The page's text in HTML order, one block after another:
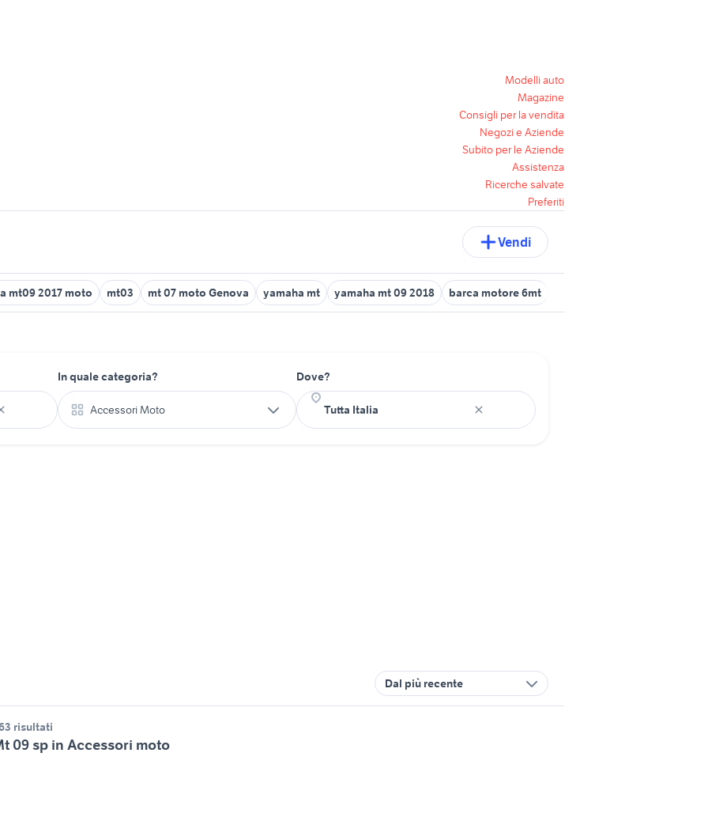
Modelli auto
Magazine
Consigli per la vendita
Negozi e Aziende
Subito per le Aziende
Assistenza
Ricerche salvate
Preferiti
Vendi
mt09 2017 moto mt03 mt 07 moto Genova yamaha mt yamaha mt 09 2018 barca motore 6mt
In quale categoria?
Accessori Moto
Dove?
Dal più recente
risultati
09 sp in Accessori moto